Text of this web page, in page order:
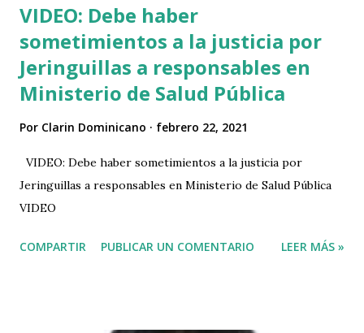
VIDEO: Debe haber
sometimientos a la justicia por
Jeringuillas a responsables en
Ministerio de Salud Pública
Por Clarin Dominicano febrero 22, 2021
VIDEO: Debe haber sometimientos a la justicia por
Jeringuillas a responsables en Ministerio de Salud Pública
VIDEO
COMPARTIR PUBLICAR UN COMENTARIO LEER MÁS »